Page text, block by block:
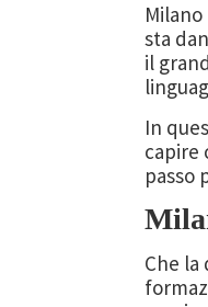
sta
il
In
capire
passo
Che